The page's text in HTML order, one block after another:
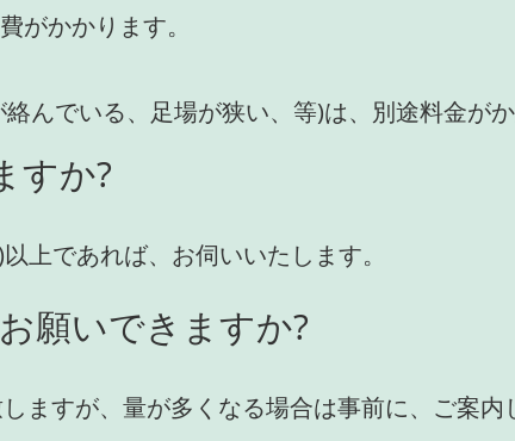
がかかります。
んでいる、足場が狭い、等)は、別途料金がか
すか?
上であれば、お伺いいたします。
願いできますか?
ますが、量が多くなる場合は事前に、ご案内